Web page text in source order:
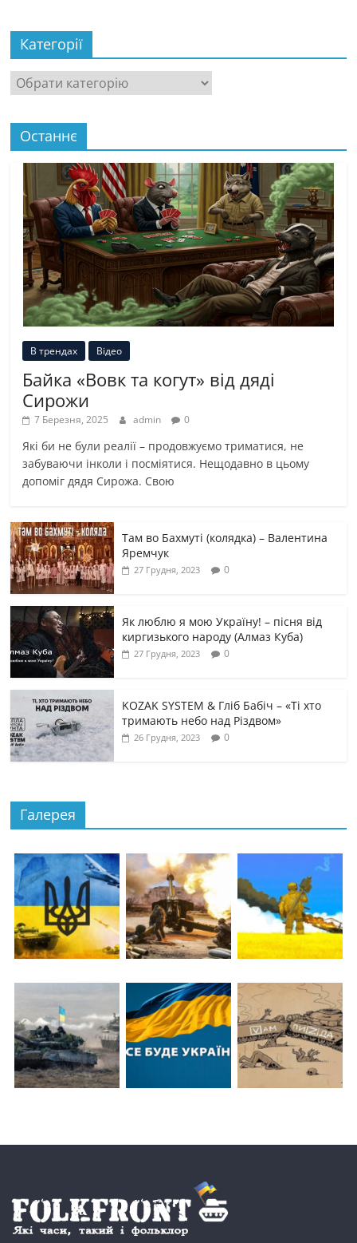
Категорії
Категорії
Останнє
В трендах Відео
Байка «Вовк та когут» від дяді
Сирожи
7 Березня, 2025 admin 0
Які би не були реалії – продовжуємо триматися, не
забуваючи інколи і посміятися. Нещодавно в цьому
допоміг дядя Сирожа. Свою
Там во Бахмуті (колядка) – Валентина
Яремчук
27 Грудня, 2023 0
Як люблю я мою Україну! – пісня від
киргизького народу (Алмаз Куба)
27 Грудня, 2023 0
KOZAK SYSTEM & Гліб Бабіч – «Ті хто
тримають небо над Різдвом»
26 Грудня, 2023 0
Галерея